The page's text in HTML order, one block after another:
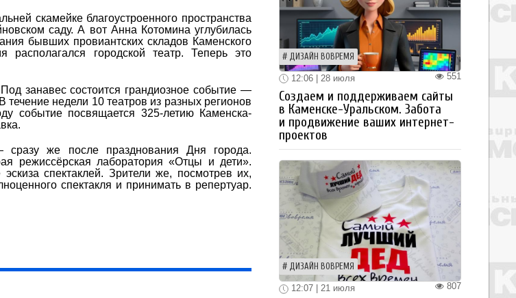
скамейке благоустроенного пространства
саду. А вот Анна Котомина углубилась
бывших провиантских складов Каменского
городской театр. Теперь это
занавес состоится грандиозное событие —
недели 10 театров из разных регионов
событие посвящается 325-летию Каменска-
сразу же после празднования Дня города.
режиссёрская лаборатория «Отцы и дети».
спектаклей. Зрители же, посмотрев их,
спектакля и принимать в репертуар.
ДИЗАЙН ВОВРЕМЯ
551
12:06 | 28 июля
Создаем и поддерживаем сайты
в Каменске-Уральском. Забота
и продвижение ваших интернет-
проектов
ДИЗАЙН ВОВРЕМЯ
807
12:07 | 21 июля